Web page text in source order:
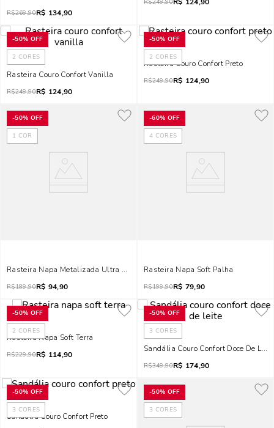
R$269,90R$ 134,90
R$249,90
-50% OFF
2 CORES
Rasteira Couro Confort Vanilla
R$249,90R$ 124,90
-50% OFF
2 CORES
Rasteira Couro Confort Preto
R$249,90R$ 124,90
-50% OFF
1 COR
Rasteira Napa Metalizada Ultra Prata
R$189,90R$ 94,90
-60% OFF
4 CORES
Rasteira Napa Soft Palha
R$199,90R$ 79,90
-50% OFF
2 CORES
Rasteira Napa Soft Terra
R$229,90R$ 114,90
-50% OFF
3 CORES
Sandália Couro Confort Doce De Leite
R$349,90R$ 174,90
-50% OFF
3 CORES
Sandália Couro Confort Preto
-50% OFF
3 CORES